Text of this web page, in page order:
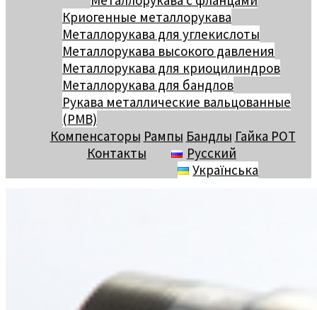
Криогенные металлорукава
Металлорукава для углекислоты
Металлорукава высокого давления
Металлорукава для криоцилиндров
Металлорукава для бандлов
Рукава металлические вальцованные
(РМВ)
Компенсаторы Рампы Бандлы Гайка РОТ
Контакты
Русский
Українська